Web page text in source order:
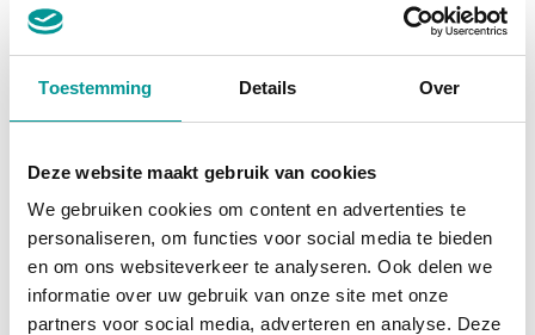
Toestemming Details Over
Deze website maakt gebruik van cookies
We gebruiken cookies om content en advertenties te
personaliseren, om functies voor social media te bieden
en om ons websiteverkeer te analyseren. Ook delen we
informatie over uw gebruik van onze site met onze
partners voor social media, adverteren en analyse. Deze
Audi A3 Sportback 40 e-tron S-Line | Panodak | B&O Audio
Automaat - 127279km - 2020
Deze auto bekijken